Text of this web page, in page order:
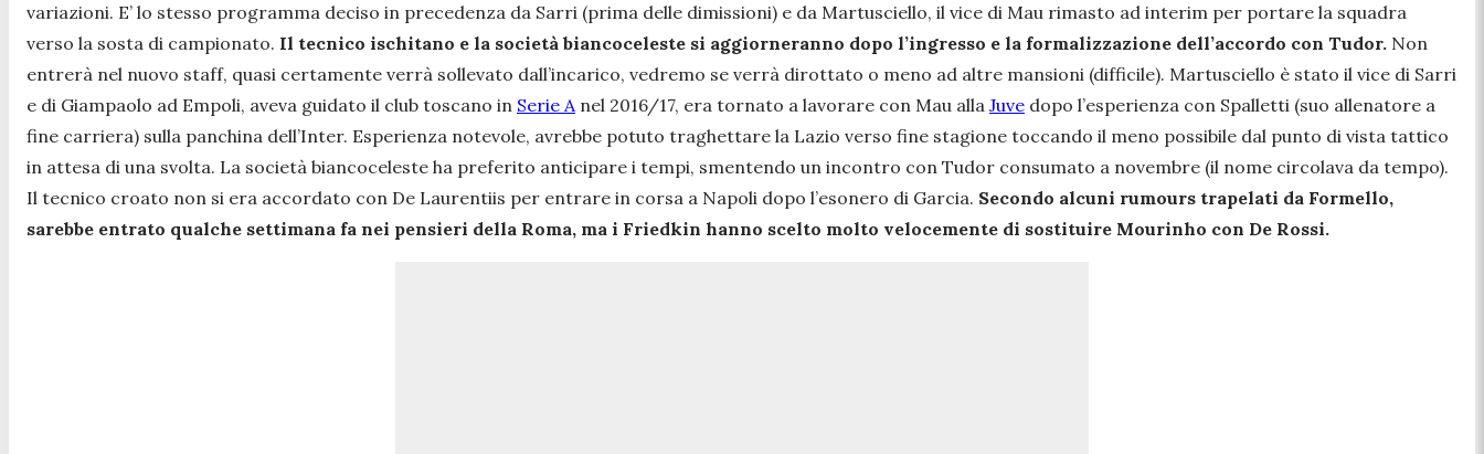
variazioni. E’ lo stesso programma deciso in precedenza da Sarri (prima delle dimissioni) e da Martusciello, il vice di Mau rimasto ad interim per portare la squadra
verso la sosta di campionato. Il tecnico ischitano e la società biancoceleste si aggiorneranno dopo l’ingresso e la formalizzazione dell’accordo con Tudor. Non
entrerà nel nuovo staff, quasi certamente verrà sollevato dall’incarico, vedremo se verrà dirottato o meno ad altre mansioni (difficile). Martusciello è stato il vice di Sarri
e di Giampaolo ad Empoli, aveva guidato il club toscano in Serie Anel 2016/17, era tornato a lavorare con Mau alla Juve dopo l’esperienza con Spalletti (suo allenatore a
fine carriera) sulla panchina dell’Inter. Esperienza notevole, avrebbe potuto traghettare la Lazio verso fine stagione toccando il meno possibile dal punto di vista tattico
in attesa di una svolta. La società biancoceleste ha preferito anticipare i tempi, smentendo un incontro con Tudor consumato a novembre (il nome circolava da tempo).
Il tecnico croato non si era accordato con De Laurentiis per entrare in corsa a Napoli dopo l’esonero di Garcia. Secondo alcuni rumours trapelati da Formello,
sarebbe entrato qualche settimana fa nei pensieri della Roma, ma i Friedkin hanno scelto molto velocemente di sostituire Mourinho con De Rossi.